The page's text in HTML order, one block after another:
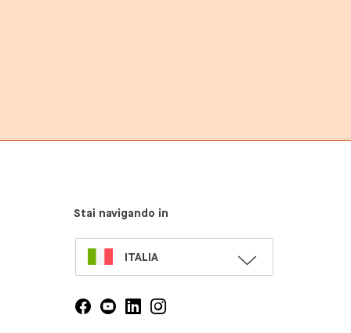
Stai navigando in
SELECT
LANGUAGE
ITALIA